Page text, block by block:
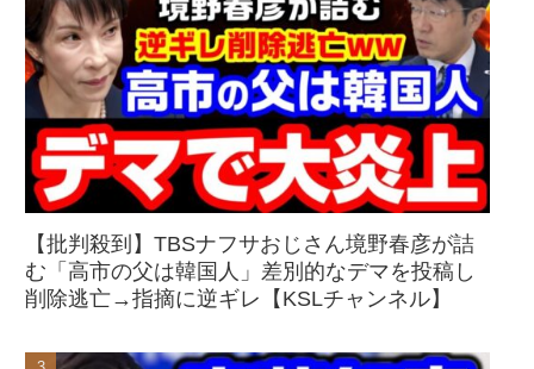
【批判殺到】TBSナフサおじさん境野春彦が詰
む「高市の父は韓国人」差別的なデマを投稿し
削除逃亡→指摘に逆ギレ【KSLチャンネル】